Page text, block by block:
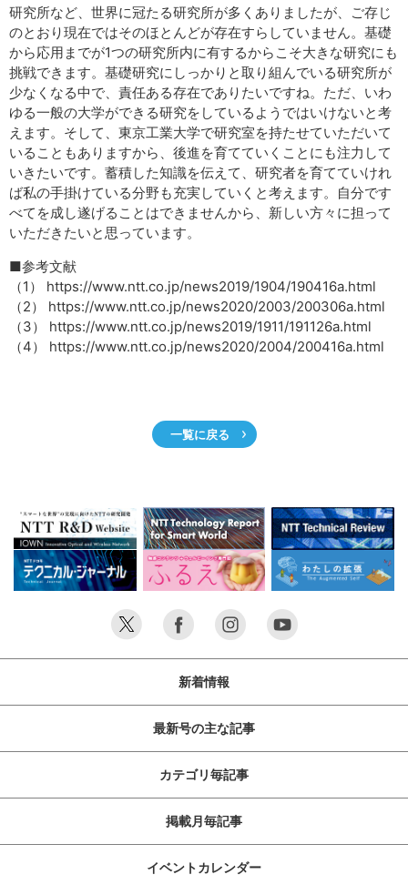
研究所など、世界に冠たる研究所が多くありましたが、ご存じ
のとおり現在ではそのほとんどが存在すらしていません。基礎
から応用までが1つの研究所内に有するからこそ大きな研究にも
挑戦できます。基礎研究にしっかりと取り組んでいる研究所が
少なくなる中で、責任ある存在でありたいですね。ただ、いわ
ゆる一般の大学ができる研究をしているようではいけないと考
えます。そして、東京工業大学で研究室を持たせていただいて
いることもありますから、後進を育てていくことにも注力して
いきたいです。蓄積した知識を伝えて、研究者を育てていけれ
ば私の手掛けている分野も充実していくと考えます。自分です
べてを成し遂げることはできませんから、新しい方々に担って
いただきたいと思っています。
■参考文献
（1） https://www.ntt.co.jp/news2019/1904/190416a.html
（2） https://www.ntt.co.jp/news2020/2003/200306a.html
（3） https://www.ntt.co.jp/news2019/1911/191126a.html
（4） https://www.ntt.co.jp/news2020/2004/200416a.html
一覧に戻る
新着情報
最新号の主な記事
カテゴリ毎記事
掲載月毎記事
イベントカレンダー